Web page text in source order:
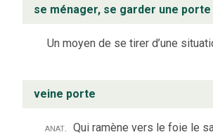
se ménager, se garder une
Un moyen de se tirer d’une
veine porte
anat. Qui ramène vers le foie le